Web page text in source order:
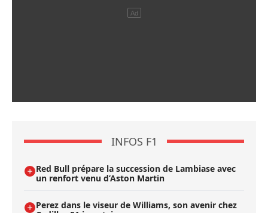
INFOS F1
Red Bull prépare la succession de Lambiase avec
un renfort venu d’Aston Martin
Perez dans le viseur de Williams, son avenir chez